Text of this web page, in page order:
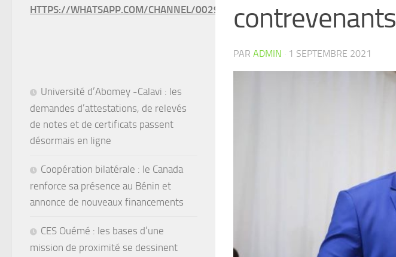
contrevenants
PAR ADMIN · 1 SEPTEMBRE 2021
HTTPS://WHATSAPP.COM/CHANNEL/0029VAEEL3LCCW4VC7IPMY0L
Université d’Abomey -Calavi : les
demandes d’attestations, de relevés
de notes et de certificats passent
désormais en ligne
Coopération bilatérale : le Canada
renforce sa présence au Bénin et
annonce de nouveaux financements
CES Ouémé : les bases d’une
mission de proximité se dessinent